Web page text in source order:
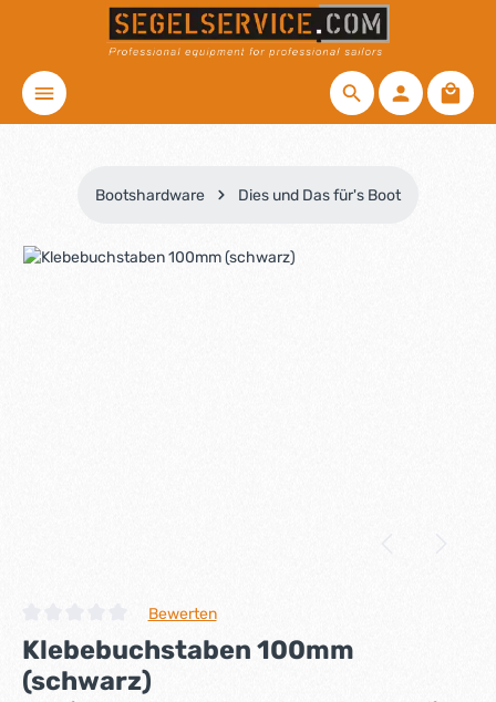
Zum Hauptinhalt springen
Bootshardware Dies und Das für's Boot
Bildergalerie überspringen
Durchschnittliche Bewertung von 0 von 5 Sternen
Bewerten
Klebebuchstaben 100mm
(schwarz)